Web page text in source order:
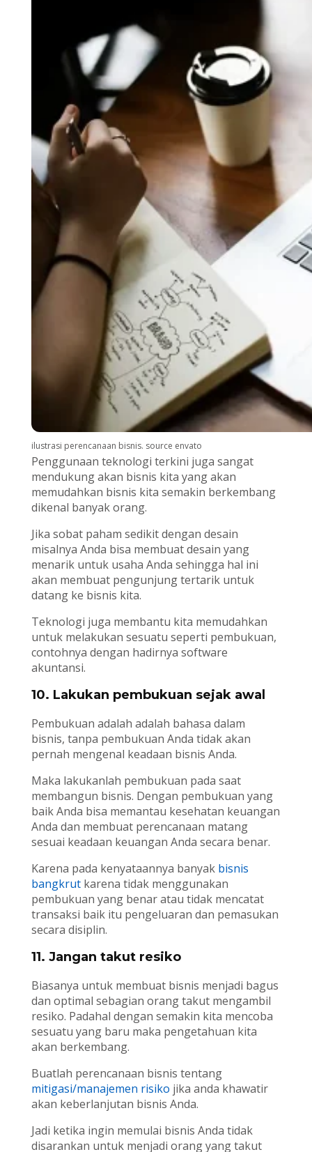
ilustrasi perencanaan bisnis. source envato
Penggunaan teknologi terkini juga sangat
mendukung akan bisnis kita yang akan
memudahkan bisnis kita semakin berkembang
dikenal banyak orang.
Jika sobat paham sedikit dengan desain
misalnya Anda bisa membuat desain yang
menarik untuk usaha Anda sehingga hal ini
akan membuat pengunjung tertarik untuk
datang ke bisnis kita.
Teknologi juga membantu kita memudahkan
untuk melakukan sesuatu seperti pembukuan,
contohnya dengan hadirnya software
akuntansi.
10. Lakukan pembukuan sejak awal
Pembukuan adalah adalah bahasa dalam
bisnis, tanpa pembukuan Anda tidak akan
pernah mengenal keadaan bisnis Anda.
Maka lakukanlah pembukuan pada saat
membangun bisnis. Dengan pembukuan yang
baik Anda bisa memantau kesehatan keuangan
Anda dan membuat perencanaan matang
sesuai keadaan keuangan Anda secara benar.
Karena pada kenyataannya banyakbisnis
bangkrut karena tidak menggunakan
pembukuan yang benar atau tidak mencatat
transaksi baik itu pengeluaran dan pemasukan
secara disiplin.
11. Jangan takut resiko
Biasanya untuk membuat bisnis menjadi bagus
dan optimal sebagian orang takut mengambil
resiko. Padahal dengan semakin kita mencoba
sesuatu yang baru maka pengetahuan kita
akan berkembang.
Buatlah perencanaan bisnis tentang
mitigasi/manajemen risiko jika anda khawatir
akan keberlanjutan bisnis Anda.
Jadi ketika ingin memulai bisnis Anda tidak
disarankan untuk menjadi orang yang takut